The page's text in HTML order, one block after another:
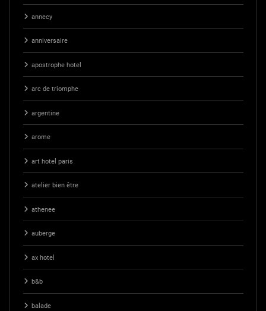
annecy
anniversaire
apostrophe hotel
arc de triomphe
argentine
arome
art hotel paris
atelier bien être
athenee
auberge
ax hotel
b&b
balade